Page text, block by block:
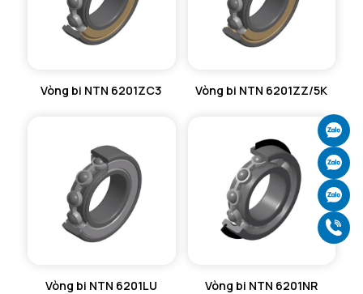
Vòng bi NTN 6201ZC3 Vòng bi NTN 6201ZZ/5K
Vòng bi NTN 6201LU Vòng bi NTN 6201NR